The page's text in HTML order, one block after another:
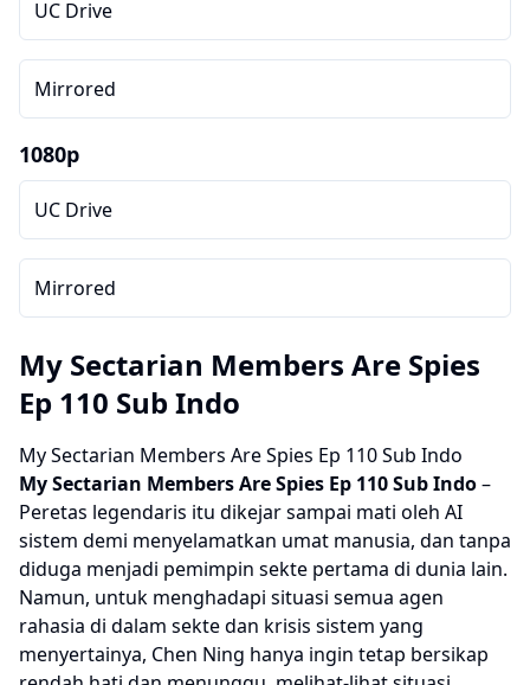
UC Drive
Mirrored
1080p
UC Drive
Mirrored
My Sectarian Members Are Spies
Ep 110 Sub Indo
My Sectarian Members Are Spies Ep 110 Sub Indo
My Sectarian Members Are Spies Ep 110 Sub Indo–
Peretas legendaris itu dikejar sampai mati oleh AI
sistem demi menyelamatkan umat manusia, dan tanpa
diduga menjadi pemimpin sekte pertama di dunia lain.
Namun, untuk menghadapi situasi semua agen
rahasia di dalam sekte dan krisis sistem yang
menyertainya, Chen Ning hanya ingin tetap bersikap